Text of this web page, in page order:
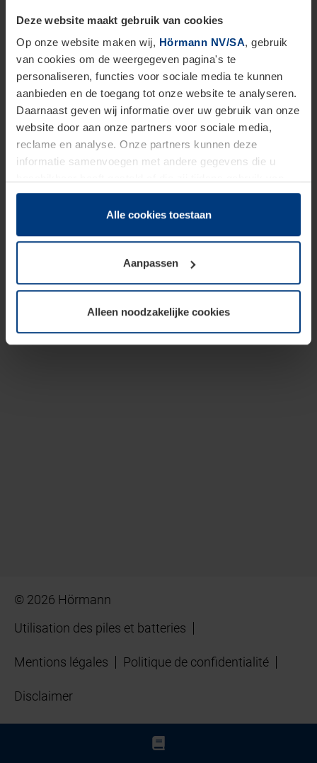
Deze website maakt gebruik van cookies
Op onze website maken wij, Hörmann NV/SA, gebruik
van cookies om de weergegeven pagina's te
personaliseren, functies voor sociale media te kunnen
aanbieden en de toegang tot onze website te analyseren.
Daarnaast geven wij informatie over uw gebruik van onze
website door aan onze partners voor sociale media,
reclame en analyse. Onze partners kunnen deze
informatie samenvoegen met andere gegevens die u
hun diensten hebben verzameld.
Juridisch hebben wij het recht om cookies op uw
van deze pagina's absoluut vereist is. Voor alle andere
soorten cookies is uw toestemming benodigd. Uw
toestemming kunt u op elk moment bij de uitleg van de
wijzigen of herroepen.
Alle cookies toestaan
Aanpassen
Alleen noodzakelijke cookies
© 2026 Hörmann
Utilisation des piles et batteries
Mentions légales Politique de confidentialité
Disclaimer